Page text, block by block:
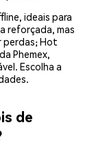
ideais para
reforçada, mas
perdas; Hot
Phemex,
Escolha a
de